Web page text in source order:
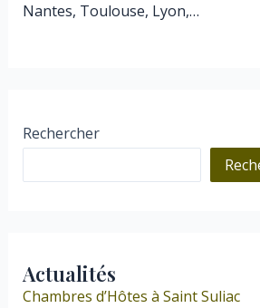
Nantes, Toulouse, Lyon,…
Rechercher
Actualités
Chambres d’Hôtes à Saint Suliac